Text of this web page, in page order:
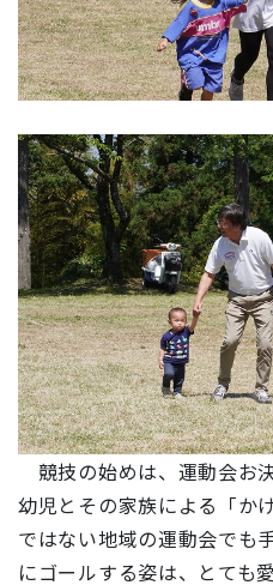
競技の始めは、運動会お
幼児とその家族による「か
ではない地域の運動会でも
にゴールする姿は、とても